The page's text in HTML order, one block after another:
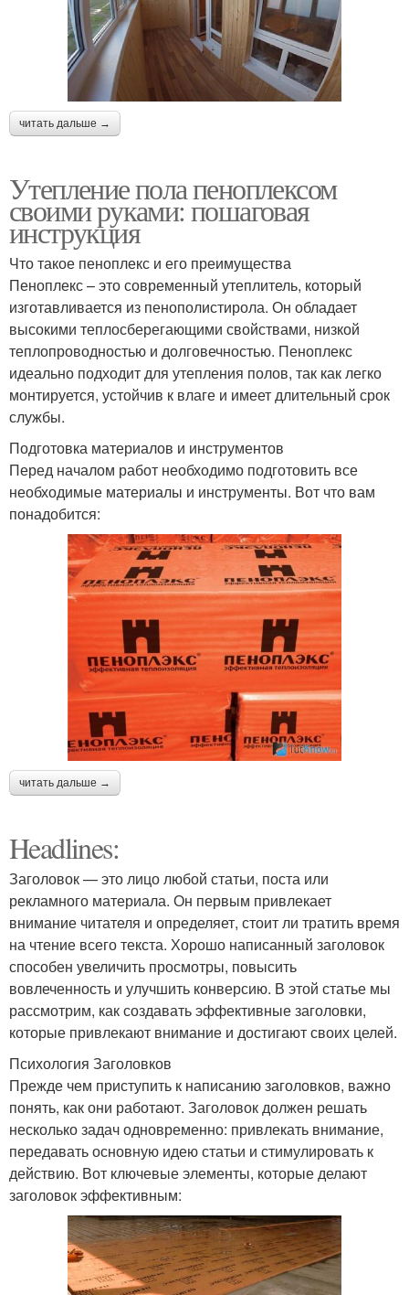
читать дальше →
Утепление пола пеноплексом
своими руками: пошаговая
инструкция
Что такое пеноплекс и его преимущества
Пеноплекс – это современный утеплитель, который
изготавливается из пенополистирола. Он обладает
высокими теплосберегающими свойствами, низкой
теплопроводностью и долговечностью. Пеноплекс
идеально подходит для утепления полов, так как легко
монтируется, устойчив к влаге и имеет длительный срок
службы.
Подготовка материалов и инструментов
Перед началом работ необходимо подготовить все
необходимые материалы и инструменты. Вот что вам
понадобится:
читать дальше →
Headlines:
Заголовок — это лицо любой статьи, поста или
рекламного материала. Он первым привлекает
внимание читателя и определяет, стоит ли тратить время
на чтение всего текста. Хорошо написанный заголовок
способен увеличить просмотры, повысить
вовлеченность и улучшить конверсию. В этой статье мы
рассмотрим, как создавать эффективные заголовки,
которые привлекают внимание и достигают своих целей.
Психология Заголовков
Прежде чем приступить к написанию заголовков, важно
понять, как они работают. Заголовок должен решать
несколько задач одновременно: привлекать внимание,
передавать основную идею статьи и стимулировать к
действию. Вот ключевые элементы, которые делают
заголовок эффективным: